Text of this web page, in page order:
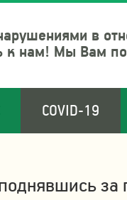
в
к нам! Мы Вам
COVID-19
за